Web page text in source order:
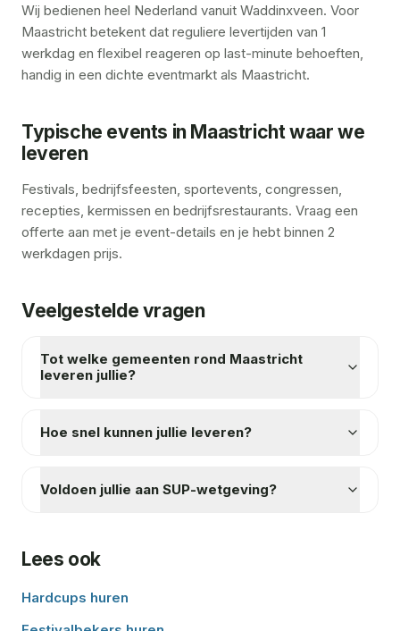
Wij bedienen heel Nederland vanuit Waddinxveen. Voor
Maastricht betekent dat reguliere levertijden van 1
werkdag en flexibel reageren op last-minute behoeften,
handig in een dichte eventmarkt als Maastricht.
Typische events in Maastricht waar we
leveren
Festivals, bedrijfsfeesten, sportevents, congressen,
recepties, kermissen en bedrijfsrestaurants. Vraag een
offerte aan met je event-details en je hebt binnen 2
werkdagen prijs.
Veelgestelde vragen
Tot welke gemeenten rond Maastricht
leveren jullie?
Hoe snel kunnen jullie leveren?
Voldoen jullie aan SUP-wetgeving?
Lees ook
Hardcups huren